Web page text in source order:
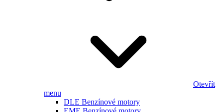
Otevřít
menu
DLE Benzínové motory